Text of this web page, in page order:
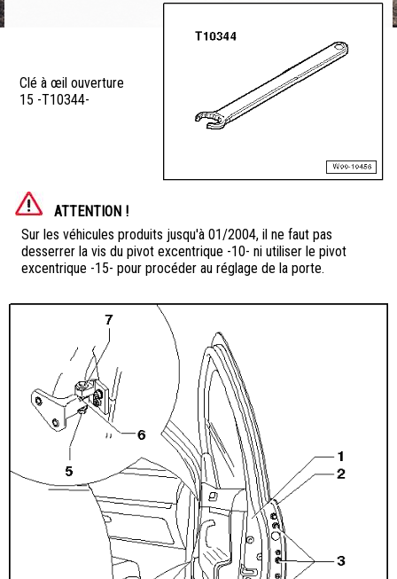
Clé à œil ouverture
15 -T10344-
ATTENTION !
Sur les véhicules produits jusqu'à 01/2004, il ne faut pas
desserrer la vis du pivot excentrique -10- ni utiliser le pivot
excentrique -15- pour procéder au réglage de la porte.